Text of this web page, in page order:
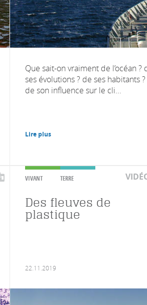
Que sait-on vraiment de l’océan ?
ses évolutions ? de ses habitants ?
de son influence sur le cli...
Lire plus
VIVANT TERRE
Des fleuves de
plastique
22.11.2019